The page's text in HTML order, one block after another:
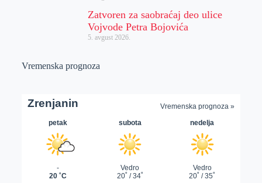
Zatvoren za saobraćaj deo ulice
Vojvode Petra Bojovića
5. avgust 2026.
Vremenska prognoza